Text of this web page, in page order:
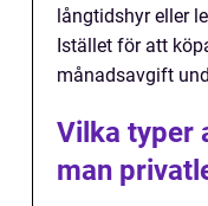
långtidshyr eller
Istället för att
månadsavgift
Vilka typer
man